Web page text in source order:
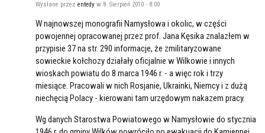
Wysłane przez entedy w 8. Sierpień 2010 - 8:00
W najnowszej monografii Namysłowa i okolic, w części
powojennej opracowanej przez prof. Jana Kęsika znalazłem w
przypisie 37 na str. 290 informacje, że zmilitaryzowane
sowieckie kołchozy działały oficjalnie w Wilkowie i innych
wioskach powiatu do 8 marca 1946 r. - a więc rok i trzy
miesiące. Pracowali w nich Rosjanie, Ukrainki, Niemcy i z dużą
niechęcią Polacy - kierowani tam urzędowym nakazem pracy.
Wg danych Starostwa Powiatowego w Namysłowie do stycznia